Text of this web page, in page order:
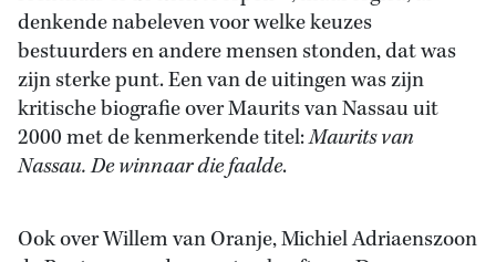
denkende nabeleven voor welke keuzes
bestuurders en andere mensen stonden, dat was
zijn sterke punt. Een van de uitingen was zijn
kritische biografie over Maurits van Nassau uit
2000 met de kenmerkende titel:Maurits van
Nassau. De winnaar die faalde.
Ook over Willem van Oranje, Michiel Adriaenszoon